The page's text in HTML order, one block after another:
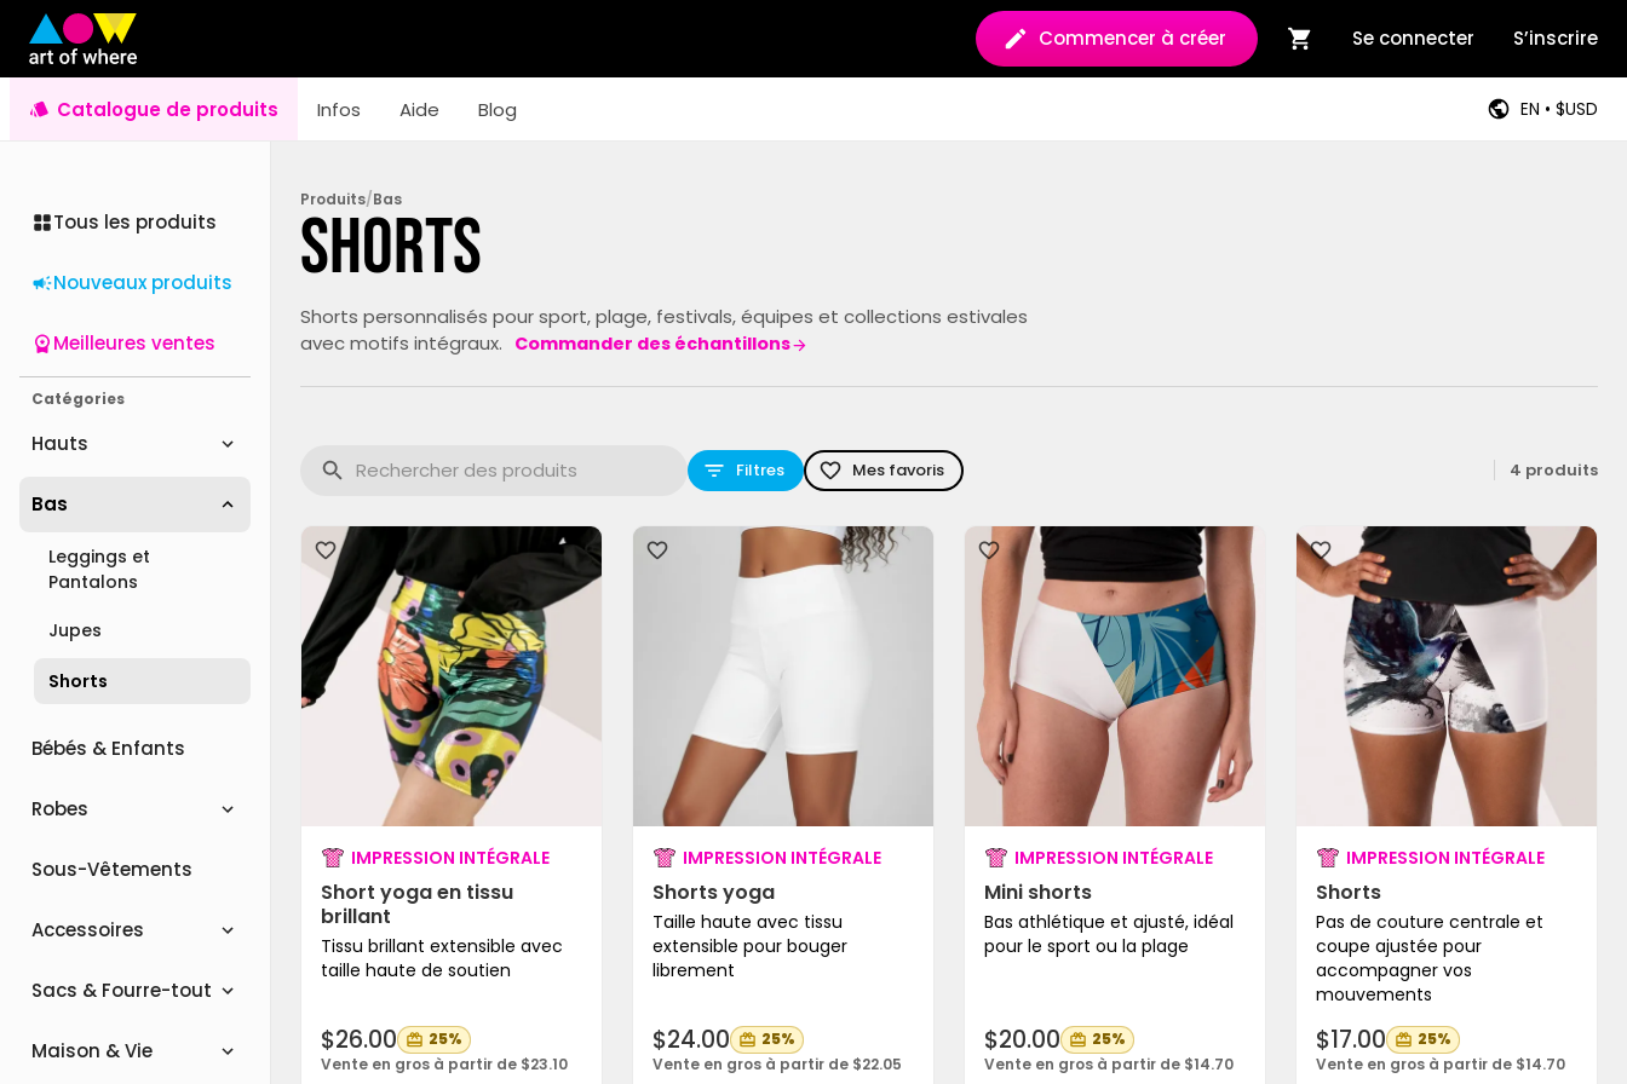
Commencer à créer Se connecter S’inscrire
Catalogue de produits Infos Aide Blog EN • $USD
Tous les produits
Nouveaux produits
Meilleures ventes
Catégories
Hauts
Bas
Leggings et
Pantalons
Jupes
Shorts
Bébés & Enfants
Robes
Sous-Vêtements
Accessoires
Sacs & Fourre-tout
Maison & Vie
Produits/Bas
Shorts
Shorts personnalisés pour sport, plage, festivals, équipes et collections estivales
avec motifs intégraux. Commander des échantillons
Filtres Mes favoris 4 produits
IMPRESSION INTÉGRALE
Short yoga en tissu
brillant
Tissu brillant extensible avec
taille haute de soutien
$26.00
25%
Vente en gros à partir de $23.10
IMPRESSION INTÉGRALE
Shorts yoga
Taille haute avec tissu
extensible pour bouger
librement
$24.00
25%
Vente en gros à partir de $22.05
IMPRESSION INTÉGRALE
Mini shorts
Bas athlétique et ajusté, idéal
pour le sport ou la plage
$20.00
25%
Vente en gros à partir de $14.70
IMPRESSION INTÉGRALE
Shorts
Pas de couture centrale et
coupe ajustée pour
accompagner vos
mouvements
$17.00
25%
Vente en gros à partir de $14.70